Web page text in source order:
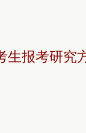
生报考研究